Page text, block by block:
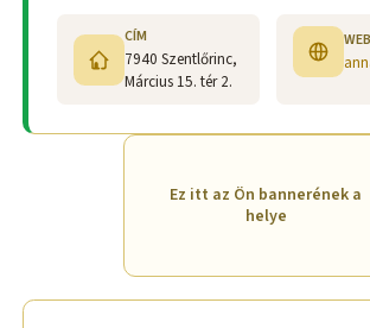
CÍM
7940 Szentlőrinc,
Március 15. tér 2.
Ez itt az Ön bannerének a
helye